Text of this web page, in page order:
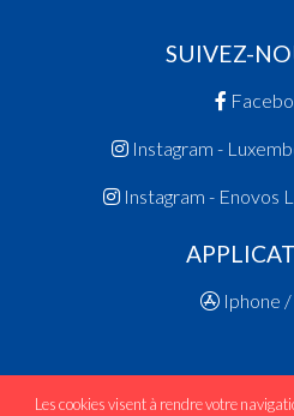
SUIVEZ-
Instagram -
Instagram - Enovos
Iphone
Les cookies visent à rendre votre